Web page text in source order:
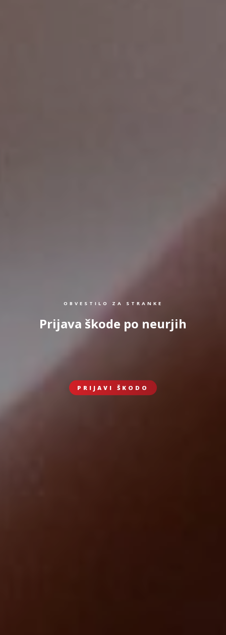
OBVESTILO ZA STRANKE
Prijava škode po neurjih
PRIJAVI ŠKODO